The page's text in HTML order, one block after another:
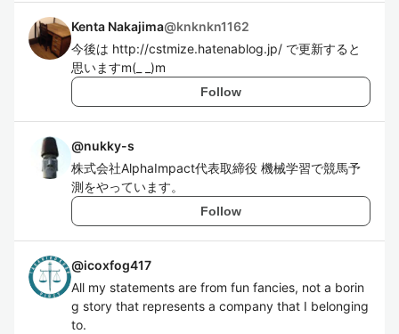
Kenta Nakajima@knknkn1162
今後は http://cstmize.hatenablog.jp/ で更新すると
思いますm(_ _)m
Follow
@nukky-s
株式会社AlphaImpact代表取締役 機械学習で競馬予
測をやっています。
Follow
@icoxfog417
All my statements are from fun fancies, not a borin
g story that represents a company that I belonging
to.